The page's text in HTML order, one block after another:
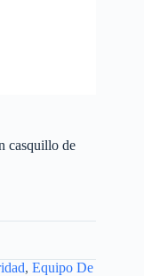
casquillo de
, Equipo De